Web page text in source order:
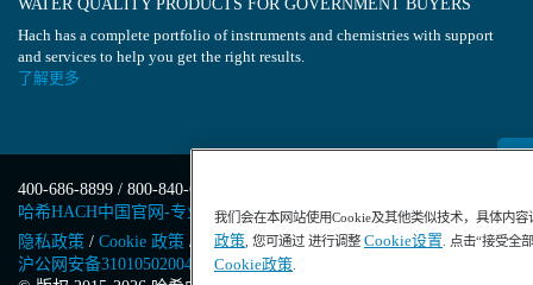
WATER QUALITY PRODUCTS FOR GOVERNMENT BUYERS
Hach has a complete portfolio of instruments and chemistries with support
and services to help you get the right results.
了解更多
400-686-8899 / 800-840-6026
哈希HACH中国官网-专业水质分析仪器
隐私政策 / Cookie 政策 / Cookie 设置/沪ICP备13034148号-4/
沪公网安备31010502004971号/沪(浦)应急管危经许[2023]201871
我们会在本网站使用Cookie及其他类似技术，具体内
政策, 您可通过 进行调整 Cookie设置. 点击“接受全
Cookie政策.